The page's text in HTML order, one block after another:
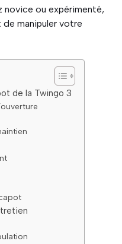
novice ou expérimenté,
manipuler votre
de la Twingo 3